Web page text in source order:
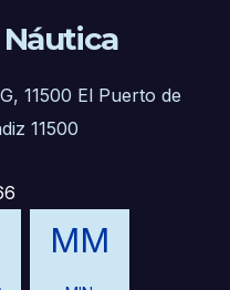
11500 El Puerto de
11500
MM